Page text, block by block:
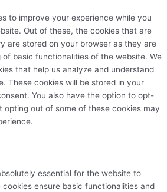
to improve your experience while you
Out of these, the cookies that are
are stored on your browser as they are
basic functionalities of the website. We
that help us analyze and understand
These cookies will be stored in your
You also have the option to opt-
opting out of some of these cookies may
essential for the website to
ensure basic functionalities and